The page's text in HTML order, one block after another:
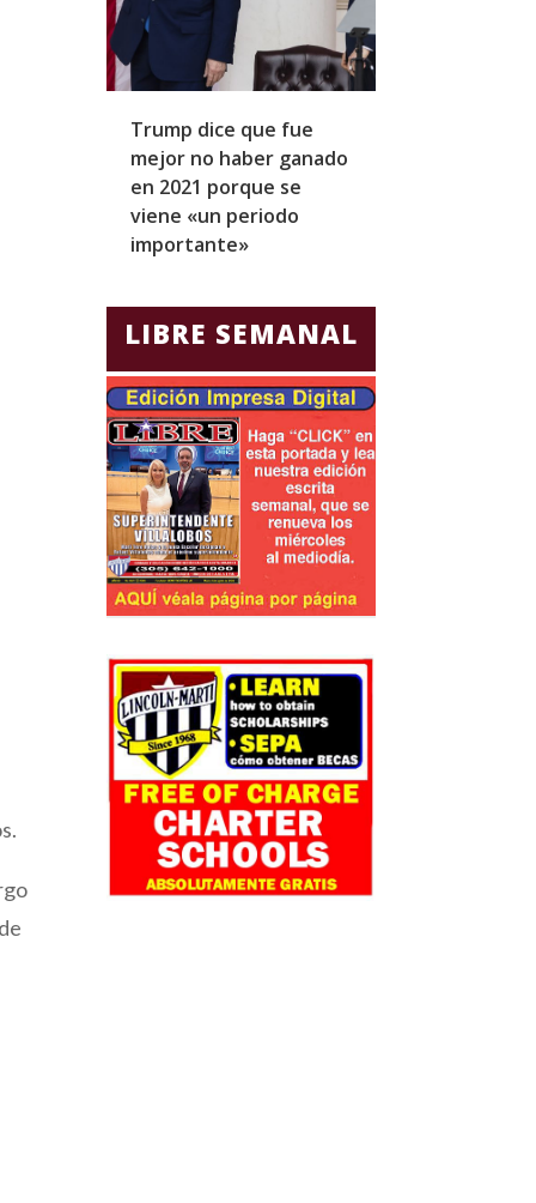
Trump dice que fue
mejor no haber ganado
en 2021 porque se
viene «un periodo
importante»
LIBRE SEMANAL